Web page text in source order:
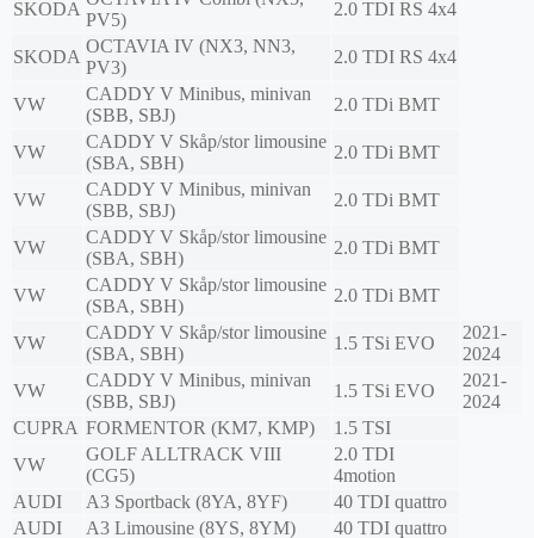
SKODA
PV5)
2.0 TDI RS 4x4
SKODA
OCTAVIA IV (NX3, NN3,
PV3)
2.0 TDI RS 4x4
VW
CADDY V Minibus, minivan
(SBB, SBJ)
2.0 TDi BMT
VW
CADDY V Skåp/stor limousine
(SBA, SBH)
2.0 TDi BMT
VW
CADDY V Minibus, minivan
(SBB, SBJ)
2.0 TDi BMT
VW
CADDY V Skåp/stor limousine
(SBA, SBH)
2.0 TDi BMT
VW
CADDY V Skåp/stor limousine
(SBA, SBH)
2.0 TDi BMT
VW
CADDY V Skåp/stor limousine
(SBA, SBH)
1.5 TSi EVO
2021-
2024
VW
CADDY V Minibus, minivan
(SBB, SBJ)
1.5 TSi EVO
2021-
2024
CUPRA FORMENTOR (KM7, KMP)
1.5 TSI
VW
GOLF ALLTRACK VIII
(CG5)
2.0 TDI
4motion
AUDI
A3 Sportback (8YA, 8YF)
40 TDI quattro
AUDI
A3 Limousine (8YS, 8YM)
40 TDI quattro